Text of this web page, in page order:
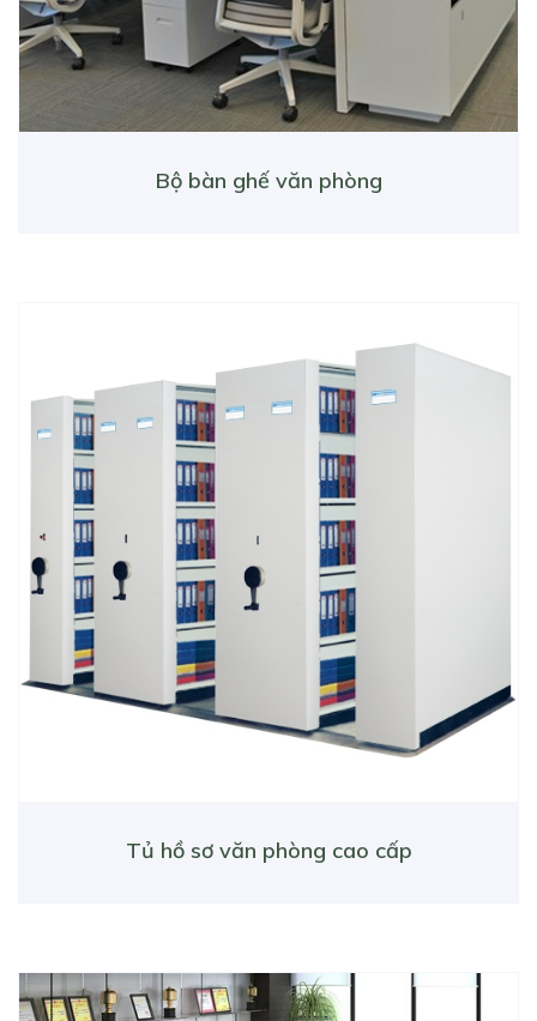
Bộ bàn ghế văn phòng
Tủ hồ sơ văn phòng cao cấp